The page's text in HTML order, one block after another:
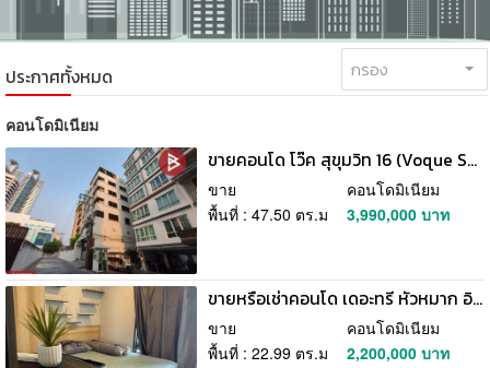
ประกาศทั้งหมด กรอง
คอนโดมิเนียม
ขายคอนโด โว๊ค สุขุมวิท 16 (Voque Sukhumvit 16) กรุงเทพมหานคร
ขาย
คอนโดมิเนียม
พื้นที่ : 47.50 ตร.ม
3,990,000 บาท
ขายหรือเช่าคอนโด เดอะทรี หัวหมาก อินเตอร์เชนจ์ บางกะปิ กรุงเทพมหานคร
ขาย
คอนโดมิเนียม
พื้นที่ : 22.99 ตร.ม
2,200,000 บาท